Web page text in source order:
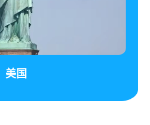
美国